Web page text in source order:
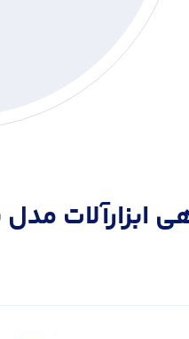
مدل